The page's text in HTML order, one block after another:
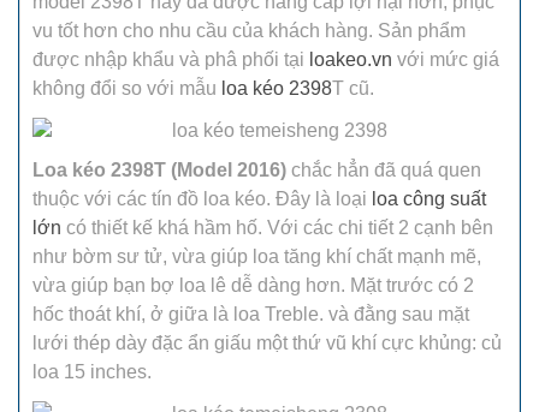
vu tốt hơn cho nhu cầu của khách hàng. Sản phẩm
được nhập khẩu và phâ phối tại loakeo.vn với mức giá
không đổi so với mẫu loa kéo 2398T cũ.
Loa kéo 2398T (Model 2016) chắc hẳn đã quá quen
thuộc với các tín đồ loa kéo. Đây là loại loa công suất
lớn có thiết kế khá hầm hố. Với các chi tiết 2 cạnh bên
như bờm sư tử, vừa giúp loa tăng khí chất mạnh mẽ,
vừa giúp bạn bợ loa lê dễ dàng hơn. Mặt trước có 2
hốc thoát khí, ở giữa là loa Treble. và đằng sau mặt
lưới thép dày đặc ẩn giấu một thứ vũ khí cực khủng: củ
loa 15 inches.